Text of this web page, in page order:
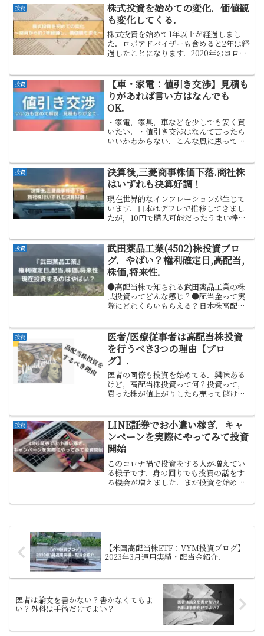
投資
株式投資を始めての変化．価値観
も変化してくる．
株式投資を始めて1年以上が経過しまし
た．ロボアドバイザーも含めると2年は経
過したことになります．2020年のコロナ
した．それから2年が経過し，私自身の価
値観や生活観...
投資
【車・家電：値引き交渉】見積も
りがあれば言い方はなんでも
OK．
・家電，家具，車などを少しでも安く買
いたい．・値引き交渉はなんて言ったら
いいかわからない．こんな風に思ってな
ばぐっと家計が楽になります．そりゃ，
少しでも安く買いたいけ...
投資
決算後,三菱商事株価下落.商社株
はいずれも決算好調！
現在世界的なインフレーションが生じて
います．日本はデフレで推移してきまし
たが，10円で購入可能だったうまい棒も
携帯会社の値下げがなければ，かなりイ
ンフレーションは進...
投資
武田薬品工業(4502)株投資ブロ
グ．やばい？権利確定日,高配当,
株価,将来性．
●高配当株で知られる武田薬品工業の株
式投資ってどんな感じ？●配当金って実
際にどれくらいもらえる？日本株高配当
田薬品の株はめちゃくちゃに高配当！！
実際に投資をするとどんな...
投資
医者/医療従事者は高配当株投資
を行うべき3つの理由【ブロ
グ】．
医者の同僚も投資を始めてる．興味ある
けど，高配当株投資って何？投資って，
買った株が値上がりしたら売って儲ける
い．現在総合病院で勤務医(医者)として
働き，給料を株式投資に...
投資
LINE証券でお小遣い稼ぎ．キャ
ンペーンを実際にやってみて投資
開始
このコロナ禍で投資をする人が増えてい
る様子です．身の回りでも投資の話をす
る機会が増えました．まだ投資を始めて
【米国高配当株ETF：VYM投資ブログ】
2023年3月運用実績・配当金紹介．
医者は論文を書かない？書かなくてもよ
い？外科は手術だけでよい？